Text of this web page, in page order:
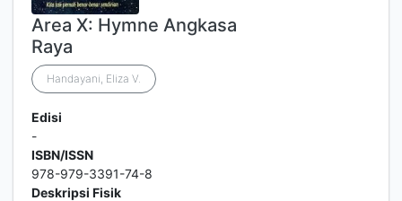
Area X: Hymne Angkasa
Raya
Handayani, Eliza V.
Edisi
-
ISBN/ISSN
978-979-3391-74-8
Deskripsi Fisik